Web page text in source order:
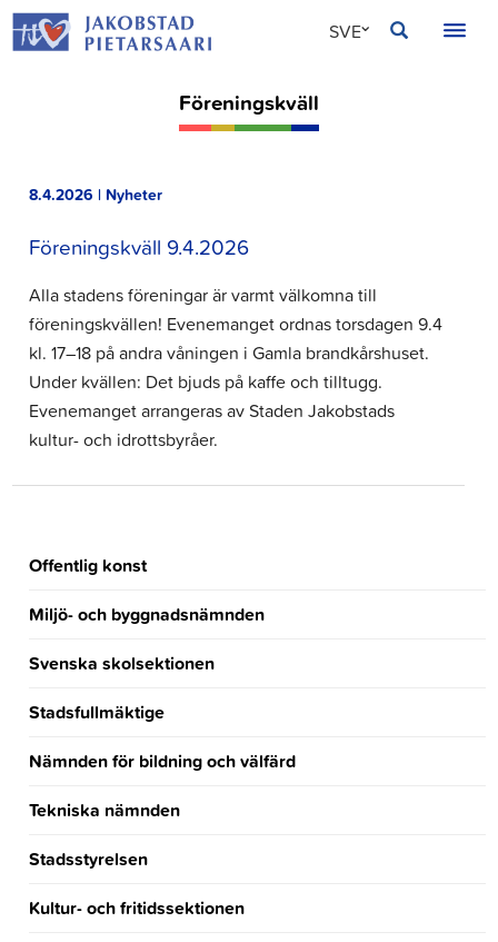
Hoppa
till
SVE
Föreningskväll
8.4.2026 | Nyheter
Föreningskväll 9.4.2026
Alla stadens föreningar är varmt välkomna till
föreningskvällen! Evenemanget ordnas torsdagen 9.4
kl. 17–18 på andra våningen i Gamla brandkårshuset.
Under kvällen: Det bjuds på kaffe och tilltugg.
Evenemanget arrangeras av Staden Jakobstads
kultur- och idrottsbyråer.
Offentlig konst
Miljö- och byggnadsnämnden
Svenska skolsektionen
Stadsfullmäktige
Nämnden för bildning och välfärd
Tekniska nämnden
Stadsstyrelsen
Kultur- och fritidssektionen